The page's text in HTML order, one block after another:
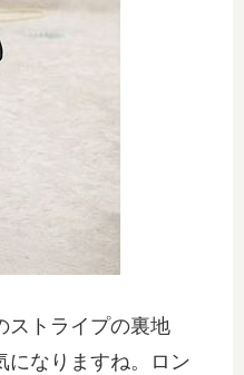
ストライプの裏地
になりますね。ロン